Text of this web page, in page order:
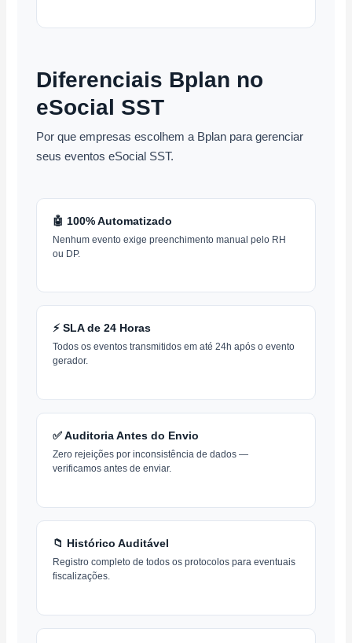
Diferenciais Bplan no
eSocial SST
Por que empresas escolhem a Bplan para gerenciar
seus eventos eSocial SST.
🤖 100% Automatizado
Nenhum evento exige preenchimento manual pelo RH
ou DP.
⚡ SLA de 24 Horas
Todos os eventos transmitidos em até 24h após o evento
gerador.
✅ Auditoria Antes do Envio
Zero rejeições por inconsistência de dados —
verificamos antes de enviar.
📁 Histórico Auditável
Registro completo de todos os protocolos para eventuais
fiscalizações.